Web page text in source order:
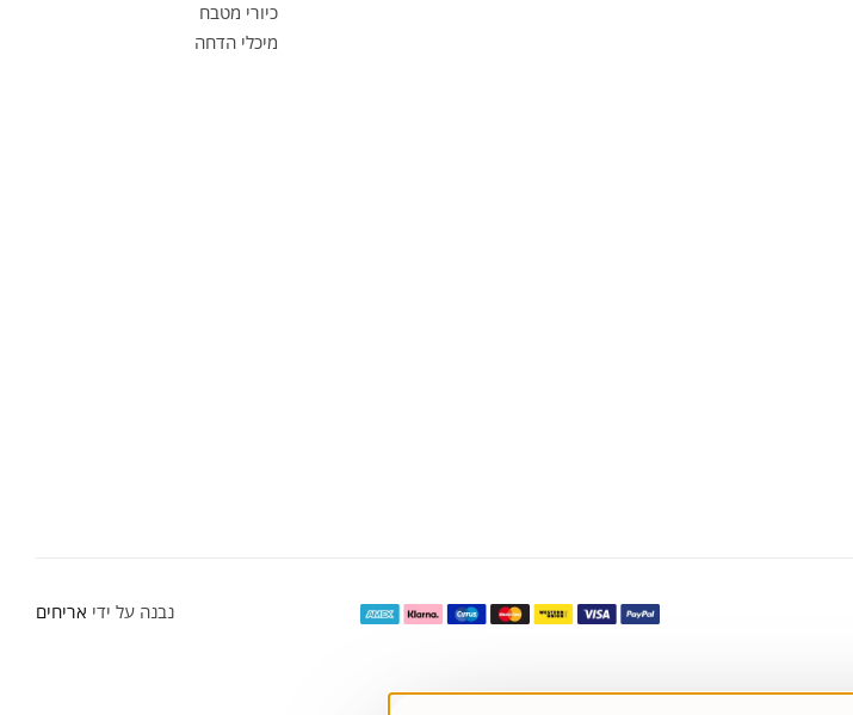
כיורי מטבח
מיכלי הדחה
נבנה על ידי אריחים